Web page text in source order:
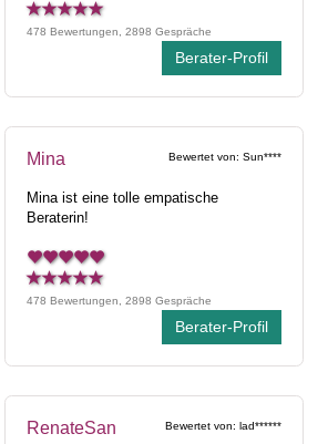
478 Bewertungen, 2898 Gespräche
Berater-Profil
Bewertet von: Sun****
Mina
Mina ist eine tolle empatische
Beraterin!
478 Bewertungen, 2898 Gespräche
Berater-Profil
Bewertet von: lad******
RenateSan